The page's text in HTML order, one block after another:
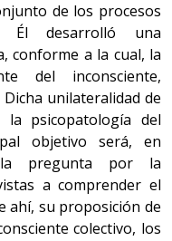
de los procesos
Él desarrolló una
conforme a la cual, la
del inconsciente,
unilateralidad de
la psicopatología del
objetivo será, en
la pregunta por la
a comprender el
ahí, su proposición de
colectivo, los